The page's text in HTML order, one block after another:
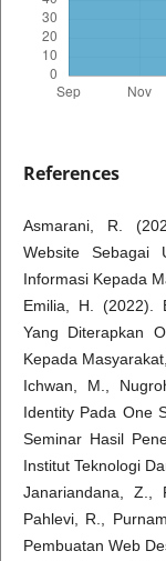
References
Asmarani, R.
Website Sebagai
Informasi Kepada
Emilia, H. (2022).
Yang Diterapkan
Kepada
Ichwan, M.,
Identity Pada One
Seminar Hasil
Institut Teknologi
Janariandana, Z.,
Pahlevi, R.,
Pembuatan Web